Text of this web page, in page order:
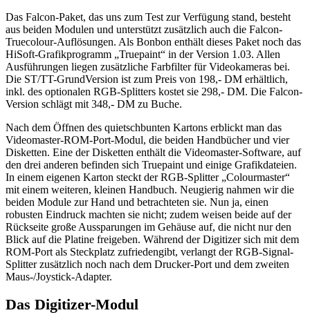
Das Falcon-Paket, das uns zum Test zur Verfügung stand, besteht
aus beiden Modulen und unterstützt zusätzlich auch die Falcon-
Truecolour-Auflösungen. Als Bonbon enthält dieses Paket noch das
HiSoft-Grafikprogramm „Truepaint“ in der Version 1.03. Allen
Ausführungen liegen zusätzliche Farbfilter für Videokameras bei.
Die ST/TT-GrundVersion ist zum Preis von 198,- DM erhältlich,
inkl. des optionalen RGB-Splitters kostet sie 298,- DM. Die Falcon-
Version schlägt mit 348,- DM zu Buche.
Nach dem Öffnen des quietschbunten Kartons erblickt man das
Videomaster-ROM-Port-Modul, die beiden Handbücher und vier
Disketten. Eine der Disketten enthält die Videomaster-Software, auf
den drei anderen befinden sich Truepaint und einige Grafikdateien.
In einem eigenen Karton steckt der RGB-Splitter „Colourmaster“
mit einem weiteren, kleinen Handbuch. Neugierig nahmen wir die
beiden Module zur Hand und betrachteten sie. Nun ja, einen
robusten Eindruck machten sie nicht; zudem weisen beide auf der
Rückseite große Aussparungen im Gehäuse auf, die nicht nur den
Blick auf die Platine freigeben. Während der Digitizer sich mit dem
ROM-Port als Steckplatz zufriedengibt, verlangt der RGB-Signal-
Splitter zusätzlich noch nach dem Drucker-Port und dem zweiten
Maus-/Joystick-Adapter.
Das Digitizer-Modul